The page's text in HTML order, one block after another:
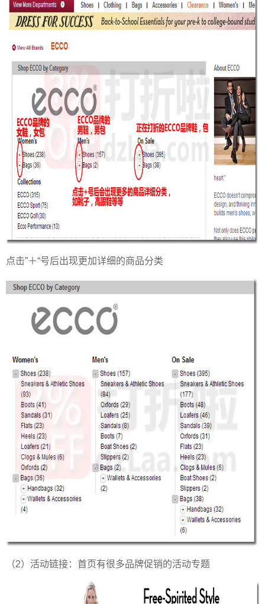
点击”＋“号后出现更加详细的商品分类
（2）活动链接：首页有很多品牌促销的活动专题